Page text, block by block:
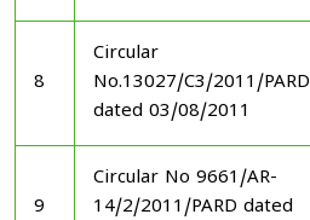
8
Circular
No.13027/C3/2011/PARD
dated 03/08/2011
9
Circular No 9661/AR-
14/2/2011/PARD dated